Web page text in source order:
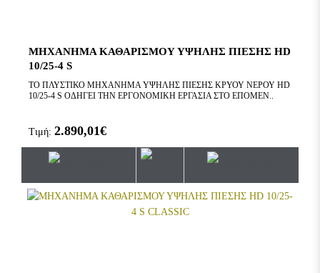
ΜΗΧΑΝΗΜΑ ΚΑΘΑΡΙΣΜΟΥ ΥΨΗΛΗΣ ΠΙΕΣΗΣ HD
10/25-4 S
ΤΟ ΠΛΥΣΤΙΚΟ ΜΗΧΑΝΗΜΑ ΥΨΗΛΗΣ ΠΙΕΣΗΣ ΚΡΥΟΥ ΝΕΡΟΥ HD
10/25-4 S ΟΔΗΓΕΙ ΤΗΝ ΕΡΓΟΝΟΜΙΚΗ ΕΡΓΑΣΙΑ ΣΤΟ ΕΠΟΜΕΝ..
Τιμή: 2.890,01€